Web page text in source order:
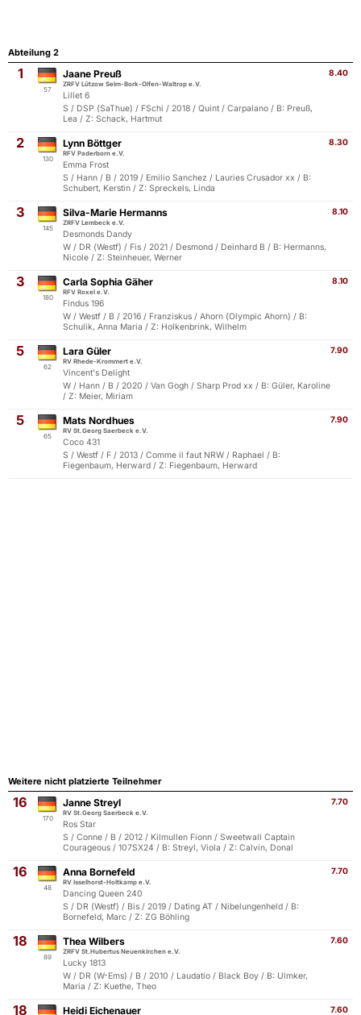
Abteilung 2
1
57
8.40
Jaane Preuß
ZRFV Lützow Selm-Bork-Olfen-Waltrop e.V.
Lillet 6
S / DSP (SaThue) / FSchi / 2018 / Quint / Carpalano / B: Preuß,
Lea / Z: Schack, Hartmut
2
130
8.30
Lynn Böttger
RFV Paderborn e.V.
Emma Frost
S / Hann / B / 2019 / Emilio Sanchez / Lauries Crusador xx / B:
Schubert, Kerstin / Z: Spreckels, Linda
3
145
8.10
Silva-Marie Hermanns
ZRFV Lembeck e.V.
Desmonds Dandy
W / DR (Westf) / Fis / 2021 / Desmond / Deinhard B / B: Hermanns,
Nicole / Z: Steinheuer, Werner
3
180
8.10
Carla Sophia Gäher
RFV Roxel e.V.
Findus 196
W / Westf / B / 2016 / Franziskus / Ahorn (Olympic Ahorn) / B:
Schulik, Anna Maria / Z: Holkenbrink, Wilhelm
5
62
7.90
Lara Güler
RV Rhede-Krommert e.V.
Vincent's Delight
W / Hann / B / 2020 / Van Gogh / Sharp Prod xx / B: Güler, Karoline
/ Z: Meier, Miriam
5
65
7.90
Mats Nordhues
RV St.Georg Saerbeck e.V.
Coco 431
S / Westf / F / 2013 / Comme il faut NRW / Raphael / B:
Fiegenbaum, Herward / Z: Fiegenbaum, Herward
Weitere nicht platzierte Teilnehmer
16
170
7.70
Janne Streyl
RV St.Georg Saerbeck e.V.
Ros Star
S / Conne / B / 2012 / Kilmullen Fionn / Sweetwall Captain
Courageous / 107SX24 / B: Streyl, Viola / Z: Calvin, Donal
16
48
7.70
Anna Bornefeld
RV Isselhorst-Holtkamp e.V.
Dancing Queen 240
S / DR (Westf) / Bis / 2019 / Dating AT / Nibelungenheld / B:
Bornefeld, Marc / Z: ZG Böhling
18
89
7.60
Thea Wilbers
ZRFV St.Hubertus Neuenkirchen e.V.
Lucky 1813
W / DR (W-Ems) / B / 2010 / Laudatio / Black Boy / B: Ulmker,
Maria / Z: Kuethe, Theo
18 7.60
Heidi Eichenauer